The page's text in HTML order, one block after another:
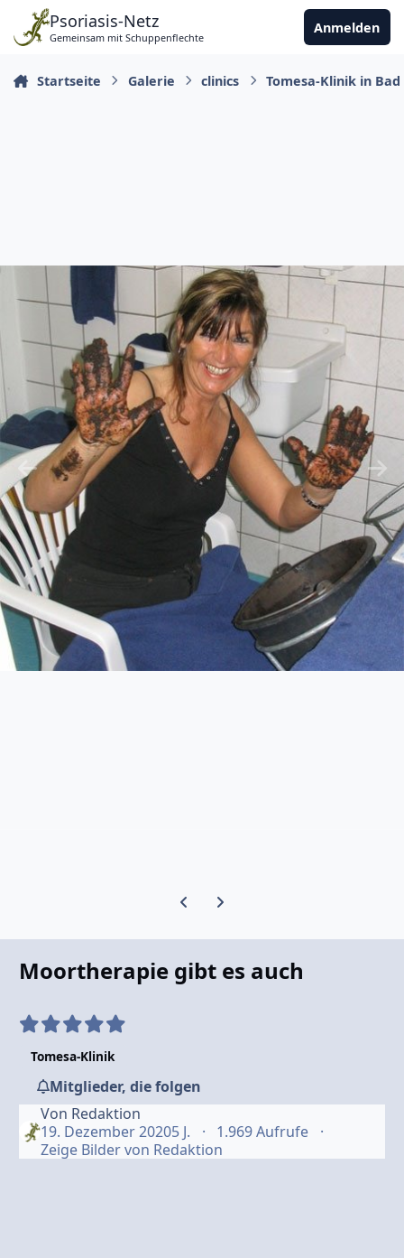
Zu Inhalt springen
Psoriasis-Netz
Gemeinsam mit Schuppenflechte
Anmelden
Startseite Galerie clinics Tomesa-Klinik in
Vorherige Karussell-Folie
Nächste Karussell-Folie
Moortherapie gibt es auch
Tomesa-Klinik
Mitglieder, die folgen
Von Redaktion
19. Dezember 20205 J.
1.969 Aufrufe
Zeige Bilder von Redaktion